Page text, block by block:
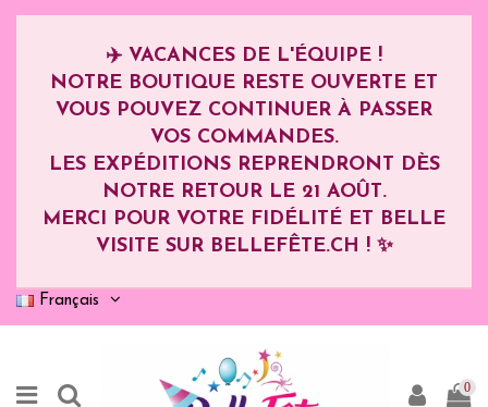
✈️ VACANCES DE L'ÉQUIPE !
NOTRE BOUTIQUE RESTE OUVERTE ET
VOUS POUVEZ CONTINUER À PASSER
VOS COMMANDES.
LES EXPÉDITIONS REPRENDRONT DÈS
NOTRE RETOUR LE 21 AOÛT.
MERCI POUR VOTRE FIDÉLITÉ ET BELLE
VISITE SUR BELLEFÊTE.CH ! ✨
Français
0